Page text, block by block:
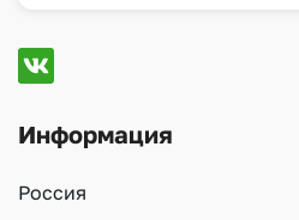
Информация
Россия